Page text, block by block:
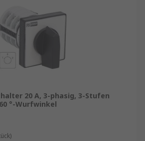
20 A, 3-phasig, 3-Stufen
°-Wurfwinkel